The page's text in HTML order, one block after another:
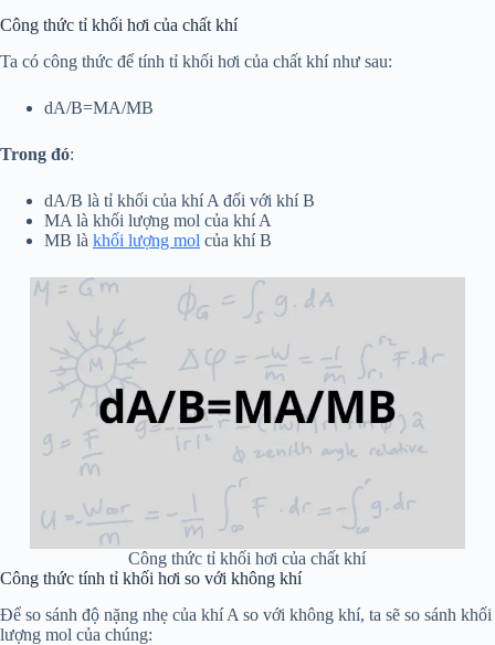
Công thức tỉ khối hơi của chất khí
Ta có công thức để tính tỉ khối hơi của chất khí như sau:
dA/B=MA/MB
Trong đó:
dA/B là tỉ khối của khí A đối với khí B
MA là khối lượng mol của khí A
MB là khối lượng mol của khí B
Công thức tỉ khối hơi của chất khí
Công thức tính tỉ khối hơi so với không khí
Để so sánh độ nặng nhẹ của khí A so với không khí, ta sẽ so sánh khối
lượng mol của chúng: